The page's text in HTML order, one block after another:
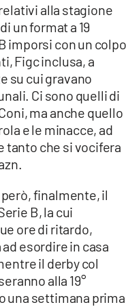
alla stagione
un format a 19
imporsi con un colpo
Figc inclusa, a
su cui gravano
Ci sono quelli di
ma anche quello
e le minacce, ad
tanto che si vocifera
finalmente, il
B, la cui
ore di ritardo,
esordire in casa
il derby col
alla 19°
una settimana prima